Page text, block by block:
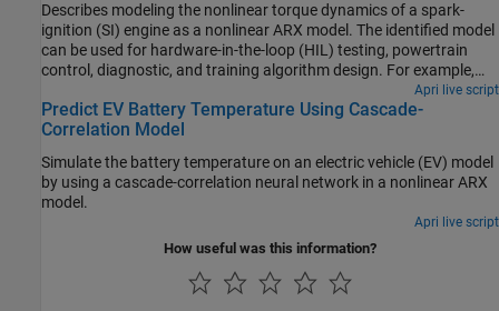
Describes modeling the nonlinear torque dynamics of a spark-
ignition (SI) engine as a nonlinear ARX model. The identified model
can be used for hardware-in-the-loop (HIL) testing, powertrain
control, diagnostic, and training algorithm design. For example,
you can use the model for aftertreatment control and diagnostics
algorithm development. For more information on nonlinear ARX
models, see Nonlinear ARX Models.
Apri live script
Predict EV Battery Temperature Using Cascade-
Correlation Model
Simulate the battery temperature on an electric vehicle (EV) model
by using a cascade-correlation neural network in a nonlinear ARX
model.
Apri live script
How useful was this information?